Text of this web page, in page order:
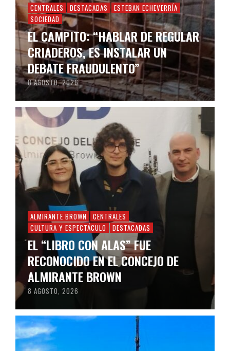
CENTRALES DESTACADAS
ESTEBAN ECHEVERRÍA
SOCIEDAD
EL CAMPITO: “HABLAR DE REGULAR
CRIADEROS, ES INSTALAR UN
DEBATE FRAUDULENTO”
8 AGOSTO, 2026
ALMIRANTE BROWN
CENTRALES
CULTURA Y ESPECTÁCULO
DESTACADAS
EL “LIBRO CON ALAS” FUE
RECONOCIDO EN EL CONCEJO DE
ALMIRANTE BROWN
8 AGOSTO, 2026